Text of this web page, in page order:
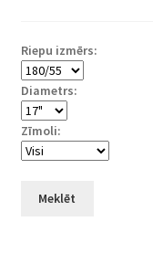
Riepu izmērs:
Diametrs:
Zīmoli:
Meklēt